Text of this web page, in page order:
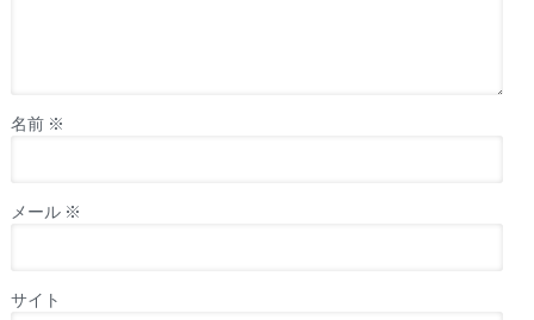
名前 ※
メール ※
サイト